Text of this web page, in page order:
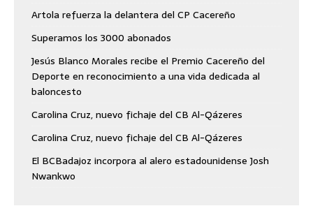
Artola refuerza la delantera del CP Cacereño
Superamos los 3000 abonados
Jesús Blanco Morales recibe el Premio Cacereño del
Deporte en reconocimiento a una vida dedicada al
baloncesto
Carolina Cruz, nuevo fichaje del CB Al-Qázeres
Carolina Cruz, nuevo fichaje del CB Al-Qázeres
El BCBadajoz incorpora al alero estadounidense Josh
Nwankwo